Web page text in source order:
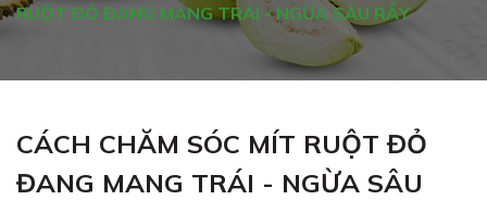
RUỘT ĐỎ ĐANG MANG TRÁI - NGỪA SÂU RẦY
CÁCH CHĂM SÓC MÍT RUỘT ĐỎ
ĐANG MANG TRÁI - NGỪA SÂU